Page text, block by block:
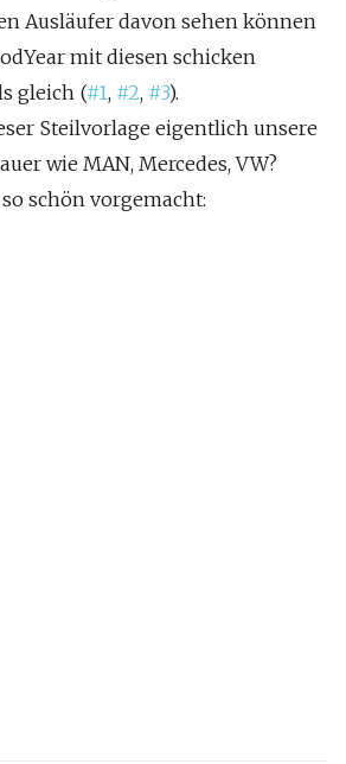
Ausläufer davon sehen können
mit diesen schicken
gleich (#1, #2, #3).
Steilvorlage eigentlich unsere
wie MAN, Mercedes, VW?
schön vorgemacht: